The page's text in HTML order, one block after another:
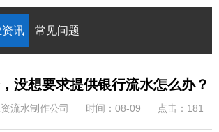
讯 常见问题
没想要求提供银行流水怎么办？
流水制作公司 时间：08-09 点击：181